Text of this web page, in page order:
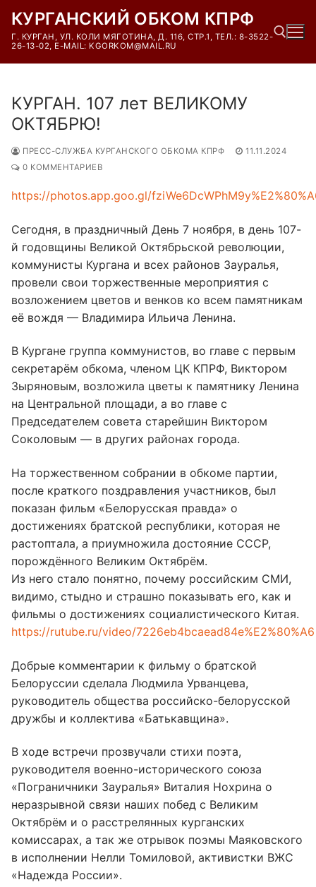
содержимому
КУРГАНСКИЙ ОБКОМ КПРФ
Г. КУРГАН, УЛ. КОЛИ МЯГОТИНА, Д. 116, СТР.1, ТЕЛ.: 8-3522-
26-13-02, E-MAIL: KGORKOM@MAIL.RU
КУРГАН. 107 лет ВЕЛИКОМУ
ОКТЯБРЮ!
ПРЕСС-СЛУЖБА КУРГАНСКОГО ОБКОМА КПРФ
11.11.2024
0 КОММЕНТАРИЕВ
https://photos.app.goo.gl/
Сегодня, в праздничный День 7 ноября, в день 107-
й годовщины Великой Октябрьской революции,
коммунисты Кургана и всех районов Зауралья,
провели свои торжественные мероприятия с
возложением цветов и венков ко всем памятникам
еë вождя — Владимира Ильича Ленина.
В Кургане группа коммунистов, во главе с первым
секретарëм обкома, членом ЦК КПРФ, Виктором
Зыряновым, возложила цветы к памятнику Ленина
на Центральной площади, а во главе с
Председателем совета старейшин Виктором
Соколовым — в других районах города.
На торжественном собрании в обкоме партии,
после краткого поздравления участников, был
показан фильм «Белорусская правда» о
достижениях братской республики, которая не
растоптала, а приумножила достояние СССР,
порождëнного Великим Октябрëм.
Из него стало понятно, почему российским СМИ,
видимо, стыдно и страшно показывать его, как и
фильмы о достижениях социалистического Китая.
https://rutube.ru/video/7226eb4bcaead84e%E2%80%A6
Добрые комментарии к фильму о братской
Белоруссии сделала Людмила Урванцева,
руководитель общества российско-белорусской
дружбы и коллектива «Батькавщина».
В ходе встречи прозвучали стихи поэта,
руководителя военно-исторического союза
«Пограничники Зауралья» Виталия Нохрина о
неразрывной связи наших побед с Великим
Октябрëм и о расстрелянных курганских
комиссарах, а так же отрывок поэмы Маяковского
в исполнении Нелли Томиловой, активистки ВЖС
«Надежда России».